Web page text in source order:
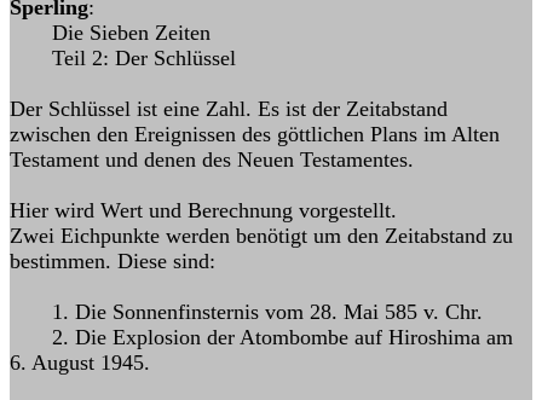
Sperling:
Die Sieben Zeiten
Teil 2: Der Schlüssel
Der Schlüssel ist eine Zahl. Es ist der Zeitabstand
zwischen den Ereignissen des göttlichen Plans im Alten
Testament und denen des Neuen Testamentes.
Hier wird Wert und Berechnung vorgestellt.
Zwei Eichpunkte werden benötigt um den Zeitabstand zu
bestimmen. Diese sind:
1. Die Sonnenfinsternis vom 28. Mai 585 v. Chr.
2. Die Explosion der Atombombe auf Hiroshima am
6. August 1945.